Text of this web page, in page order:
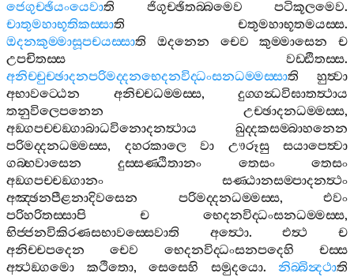
ජෙගුච‍්ඡියංයෙවාති ජිගුච‍්ඡිතබ‍්බමෙව පටිකූලමෙව.
චාතුමහාභූතිකස‍්සාති චතුමහාභූතමයස‍්ස.
ඔදනකුම‍්මාසූපචයස‍්සාති ඔදනෙන චෙව කුම‍්මාසෙන
ච
උපචිතස‍්ස
වඩ‍්ඪිතස‍්ස.
අනිච‍්චුච‍්ඡාදනපරිමද‍්දනභෙදනවිද‍්ධංසනධම‍්මස‍්සාති
හුත්‍වා
අභාවට‍්ඨෙන
අනිච‍්චධම‍්මස‍්ස, දුග‍්ගන්‍ධවිඝාතත්‍ථාය
තනුවිලෙපනෙන
උච‍්ඡාදනධම‍්මස‍්ස,
අඞ‍්ගපච‍්චඞ‍්ගාබාධවිනොදනත්‍ථාය
ඛුද‍්දකසම‍්බාහනෙන
පරිමද‍්දනධම‍්මස‍්ස, දහරකාලෙ වා ඌරූසු
සයාපෙත්‍වා
ගබ‍්භවාසෙන
දුස‍්සණ‍්ඨිතානං තෙසං
තෙසං
අඞ‍්ගපච‍්චඞ‍්ගානං
සණ‍්ඨානසම‍්පාදනත්‍ථං
අඤ‍්ඡනපීළනාදිවසෙන
පරිමද‍්දනධම‍්මස‍්ස, එවං
පරිහරිතස‍්සාපි
ච භෙදනවිද‍්ධංසනධම‍්මස‍්ස,
භිජ‍්ජනවිකිරණසභාවස‍්සෙවාති
අත්‍ථො.එත්‍ථ
ච
අනිච‍්චපදෙන
චෙව භෙදනවිද‍්ධංසනපදෙහි
චස‍්ස
අත්‍ථඞ‍්ගමො
කථිතො, සෙසෙහි සමුදයො. නිබ‍්බින්‍දථාති